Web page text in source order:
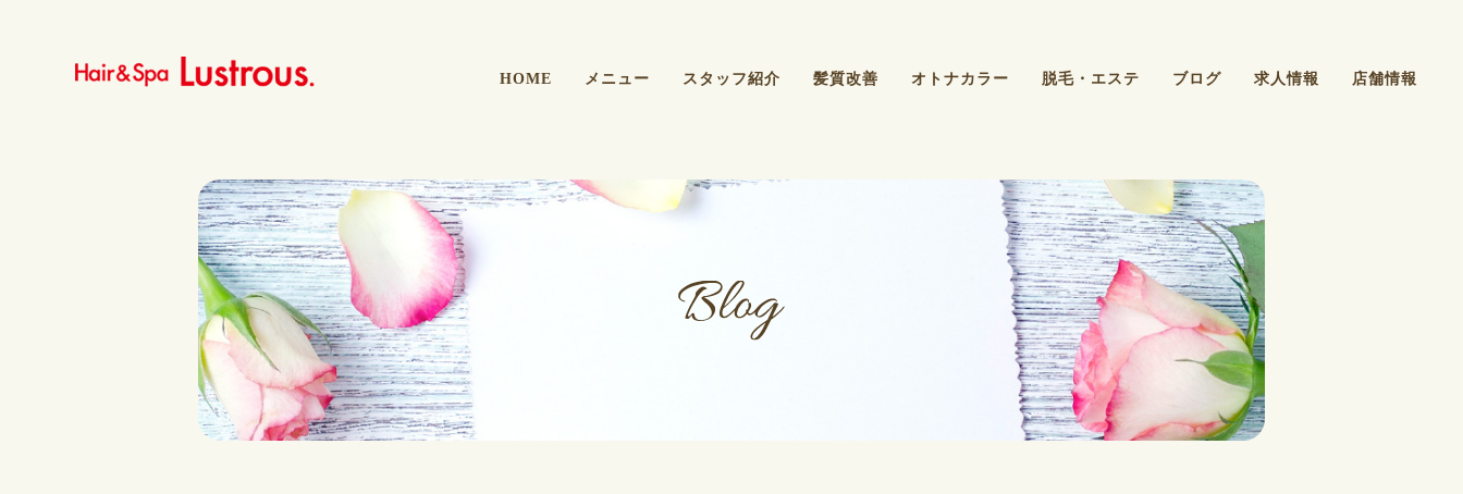
店舗情報
求人情報
ブログ
脱毛・エステ
オトナカラー
髪質改善
スタッフ紹介
メニュー
HOME